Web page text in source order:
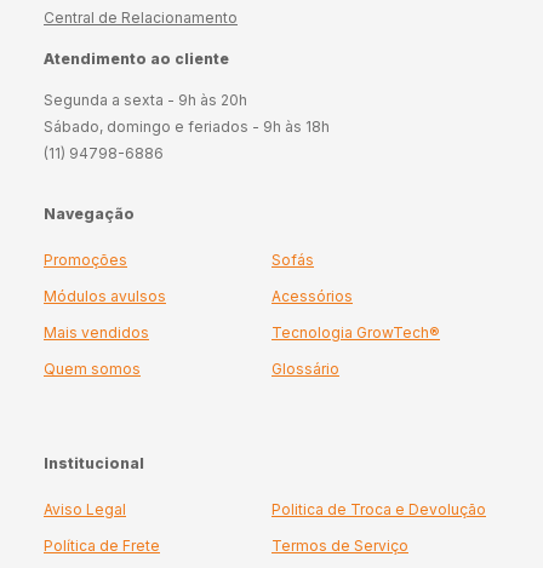
Central de Relacionamento
Atendimento ao cliente
Segunda a sexta - 9h às 20h
Sábado, domingo e feriados - 9h às 18h
(11) 94798-6886
Navegação
Promoções
Sofás
Módulos avulsos
Acessórios
Mais vendidos
Tecnologia GrowTech®
Quem somos
Glossário
Institucional
Aviso Legal
Politica de Troca e Devolução
Política de Frete
Termos de Serviço